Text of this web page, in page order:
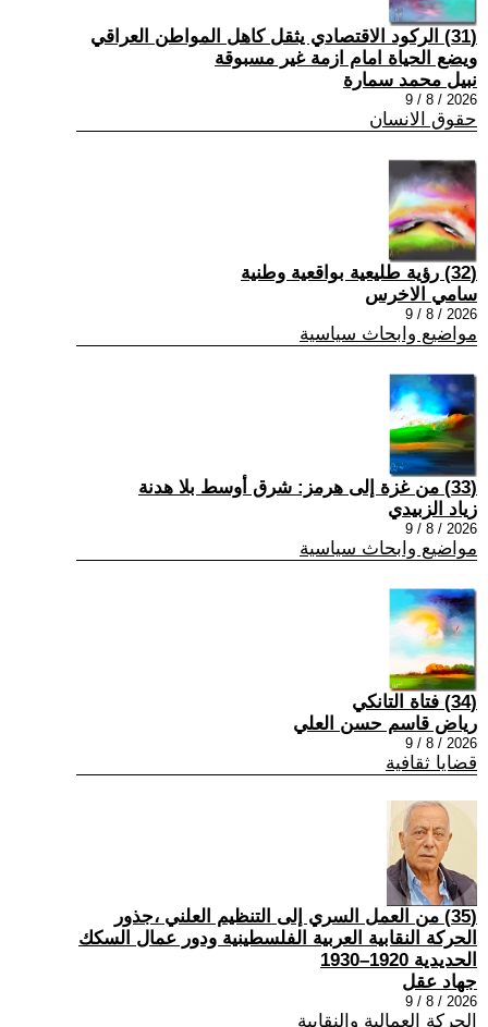
(31) الركود الاقتصادي يثقل كاهل المواطن العراقي
ويضع الحياة امام ازمة غير مسبوقة
نبيل محمد سمارة
2026 / 8 / 9
حقوق الانسان
(32) رؤية طليعية بواقعية وطنية
سامي الاخرس
2026 / 8 / 9
مواضيع وابحاث سياسية
(33) من غزة إلى هرمز: شرق أوسط بلا هدنة
زياد الزبيدي
2026 / 8 / 9
مواضيع وابحاث سياسية
(34) فتاة التانكي
رياض قاسم حسن العلي
2026 / 8 / 9
قضايا ثقافية
(35) من العمل السري إلى التنظيم العلني ،جذور
الحركة النقابية العربية الفلسطينية ودور عمال السكك
الحديدية 1920–1930
جهاد عقل
2026 / 8 / 9
الحركة العمالية والنقابية